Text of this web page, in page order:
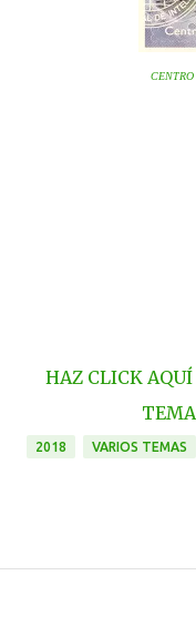
HAZ CLICK AQUÍ
2018 VARIOS TEMAS